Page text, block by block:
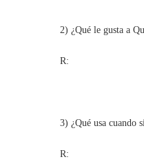
2) ¿Qué le gusta a
R:
3) ¿Qué usa cuando
R: